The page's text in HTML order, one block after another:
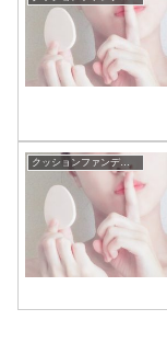
クッションファンデーション